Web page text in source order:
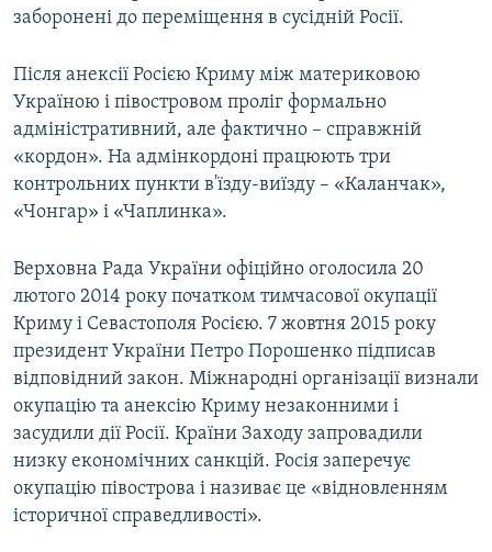
заборонені до переміщення в сусідній Росії.
Після анексії Росією Криму між материковою
Україною і півостровом проліг формально
адміністративний, але фактично – справжній
«кордон». На адмінкордоні працюють три
контрольних пункти в'їзду-виїзду – «Каланчак»,
«Чонгар» і «Чаплинка».
Верховна Рада України офіційно оголосила 20
лютого 2014 року початком тимчасової окупації
Криму і Севастополя Росією. 7 жовтня 2015 року
президент України Петро Порошенко підписав
відповідний закон. Міжнародні організації визнали
окупацію та анексію Криму незаконними і
засудили дії Росії. Країни Заходу запровадили
низку економічних санкцій. Росія заперечує
окупацію півострова і називає це «відновленням
історичної справедливості».